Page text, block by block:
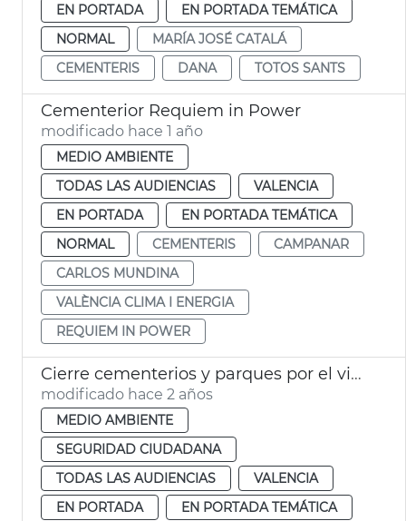
EN PORTADA
EN PORTADA TEMÁTICA
NORMAL
MARÍA JOSÉ CATALÁ
CEMENTERIS
DANA TOTOS SANTS
Cementerior Requiem in Power
modificado hace 1 año
MEDIO AMBIENTE
TODAS LAS AUDIENCIAS
VALENCIA
EN PORTADA
EN PORTADA TEMÁTICA
NORMAL
CEMENTERIS
CAMPANAR
CARLOS MUNDINA
VALÈNCIA CLIMA I ENERGIA
REQUIEM IN POWER
Cierre cementerios y parques por el viento
modificado hace 2 años
MEDIO AMBIENTE
SEGURIDAD CIUDADANA
TODAS LAS AUDIENCIAS
VALENCIA
EN PORTADA
EN PORTADA TEMÁTICA